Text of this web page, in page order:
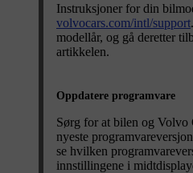
Instruksjoner for din
volvocars.com/intl/support
modellår, og gå deretter
artikkelen.
Oppdatere programvare
Sørg for at bilen og Volvo
nyeste
se hvilken
innstillingene i